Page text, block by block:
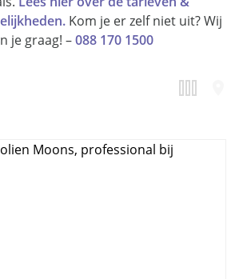
Kom je er zelf niet uit? Wij
je graag! –088 170 1500